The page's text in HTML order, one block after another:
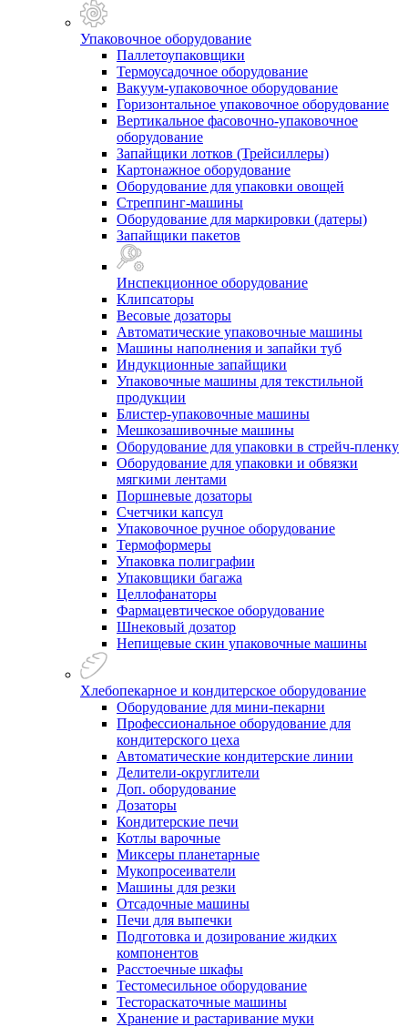
Упаковочное оборудование
Паллетоупаковщики
Термоусадочное оборудование
Вакуум-упаковочное оборудование
Горизонтальное упаковочное оборудование
Вертикальное фасовочно-упаковочное
оборудование
Запайщики лотков (Трейсиллеры)
Картонажное оборудование
Оборудование для упаковки овощей
Стреппинг-машины
Оборудование для маркировки (датеры)
Запайщики пакетов
Инспекционное оборудование
Клипсаторы
Весовые дозаторы
Автоматические упаковочные машины
Машины наполнения и запайки туб
Индукционные запайщики
Упаковочные машины для текстильной
продукции
Блистер-упаковочные машины
Мешкозашивочные машины
Оборудование для упаковки в стрейч-пленку
Оборудование для упаковки и обвязки
мягкими лентами
Поршневые дозаторы
Счетчики капсул
Упаковочное ручное оборудование
Термоформеры
Упаковка полиграфии
Упаковщики багажа
Целлофанаторы
Фармацевтическое оборудование
Шнековый дозатор
Непищевые скин упаковочные машины
Хлебопекарное и кондитерское оборудование
Оборудование для мини-пекарни
Профессиональное оборудование для
кондитерского цеха
Автоматические кондитерские линии
Делители-округлители
Доп. оборудование
Дозаторы
Кондитерские печи
Котлы варочные
Миксеры планетарные
Мукопросеиватели
Машины для резки
Отсадочные машины
Печи для выпечки
Подготовка и дозирование жидких
компонентов
Расстоечные шкафы
Тестомесильное оборудование
Тестораскаточные машины
Хранение и растаривание муки